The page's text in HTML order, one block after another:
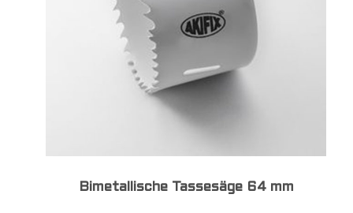
Bimetallische Tassesäge 64 mm